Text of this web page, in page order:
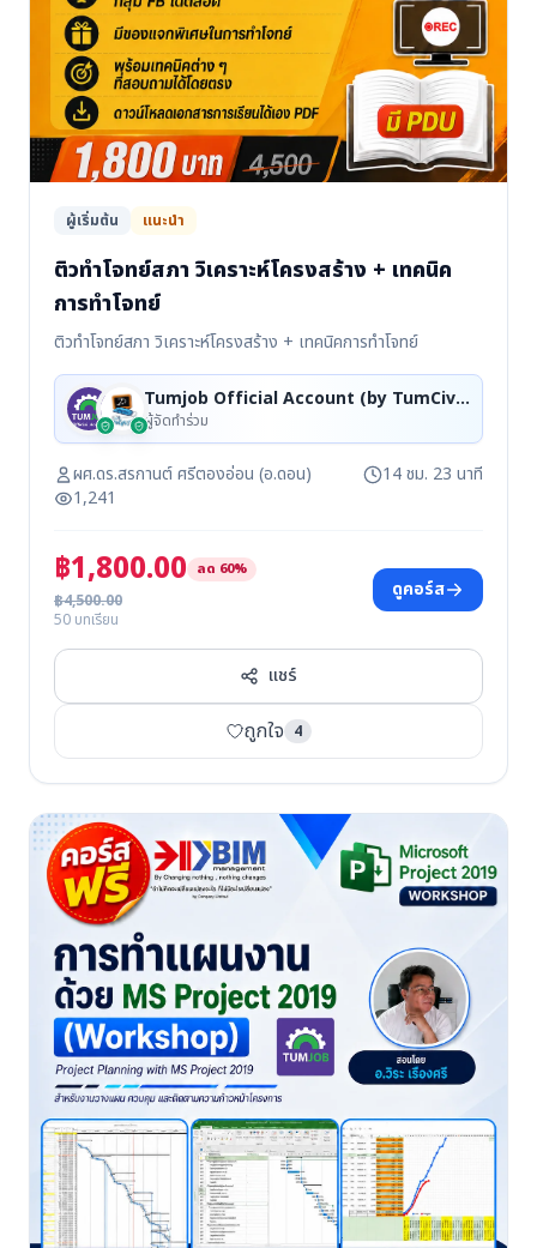
ผู้เริ่มต้น แนะนำ
ติวทำโจทย์สภา วิเคราะห์โครงสร้าง + เทคนิค
การทำโจทย์
ติวทำโจทย์สภา วิเคราะห์โครงสร้าง + เทคนิคการทำโจทย์
Tumjob Official Account (by TumCivil), ดอนใสเวทย์
ผู้จัดทำร่วม
ผศ.ดร.สรกานต์ ศรีตองอ่อน (อ.ดอน)
14 ชม. 23 นาที
1,241
฿1,800.00 ลด 60%
฿4,500.00
50 บทเรียน
ดูคอร์ส
แชร์
ถูกใจ 4